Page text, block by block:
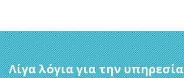
Λίγα λόγια για την υπηρεσία